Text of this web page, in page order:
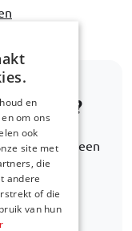
niet bij?
naar een
en
om ons
ook
site met
die
andere
of die
van hun